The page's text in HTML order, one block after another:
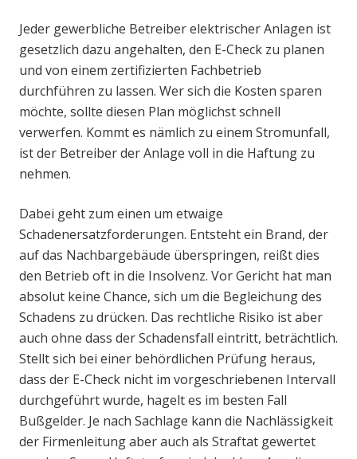
Jeder gewerbliche Betreiber elektrischer Anlagen ist
gesetzlich dazu angehalten, den E-Check zu planen
und von einem zertifizierten Fachbetrieb
durchführen zu lassen. Wer sich die Kosten sparen
möchte, sollte diesen Plan möglichst schnell
verwerfen. Kommt es nämlich zu einem Stromunfall,
ist der Betreiber der Anlage voll in die Haftung zu
nehmen.
Dabei geht zum einen um etwaige
Schadenersatzforderungen. Entsteht ein Brand, der
auf das Nachbargebäude überspringen, reißt dies
den Betrieb oft in die Insolvenz. Vor Gericht hat man
absolut keine Chance, sich um die Begleichung des
Schadens zu drücken. Das rechtliche Risiko ist aber
auch ohne dass der Schadensfall eintritt, beträchtlich.
Stellt sich bei einer behördlichen Prüfung heraus,
dass der E-Check nicht im vorgeschriebenen Intervall
durchgeführt wurde, hagelt es im besten Fall
Bußgelder. Je nach Sachlage kann die Nachlässigkeit
der Firmenleitung aber auch als Straftat gewertet